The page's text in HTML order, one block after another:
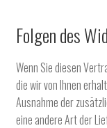
Folgen des
Wenn Sie diesen
die wir von Ihnen
Ausnahme der
eine andere Art der